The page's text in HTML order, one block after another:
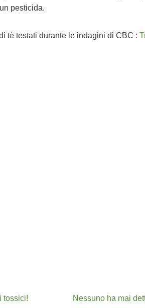
pesticida.
tè testati durante le indagini di CBC :
tossici!
Nessuno ha mai